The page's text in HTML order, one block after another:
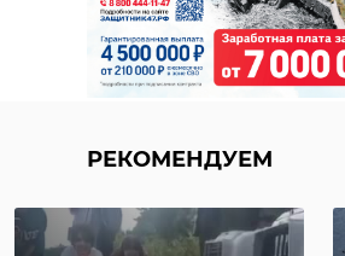
РЕКОМЕНДУЕМ